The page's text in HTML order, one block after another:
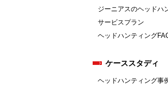
ジーニアスのヘッドハ
サービスプラン
ヘッドハンティング
ケーススタディ
ヘッドハンティング事